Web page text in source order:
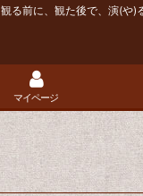
観る前に、観た後で、演(や)
マイページ